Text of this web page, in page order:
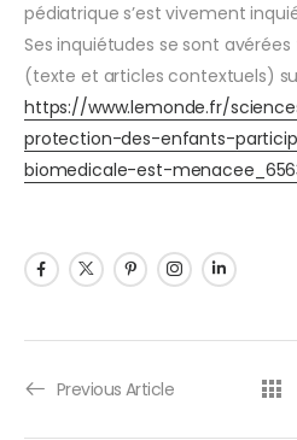
pédiatrique s’est vivement
Ses inquiétudes se sont avérées
(texte et articles contextuels)
https://www.lemonde.fr/
protection-des-enfants-
biomedicale-est-
Previous Article